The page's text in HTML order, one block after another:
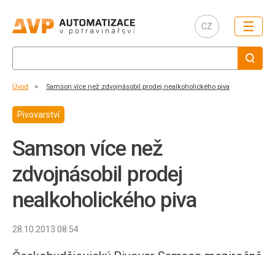
CZ ☰
Úvod Samson více než zdvojnásobil prodej nealkoholického piva
Pivovarství
Samson více než
zdvojnásobil prodej
nealkoholického piva
28.10.2013 08:54